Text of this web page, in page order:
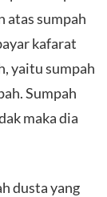
atas sumpah
kafarat
yaitu sumpah
Sumpah
maka dia
dusta yang